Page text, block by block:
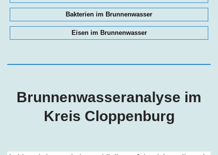
Bakterien im Brunnenwasser
Eisen im Brunnenwasser
Brunnenwasseranalyse im
Kreis Cloppenburg